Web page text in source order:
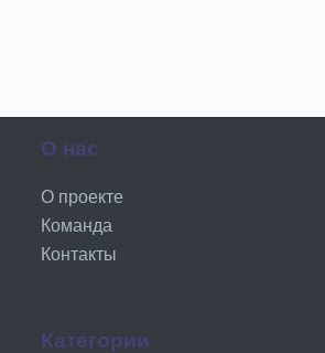
О нас
О проекте
Команда
Контакты
Категории